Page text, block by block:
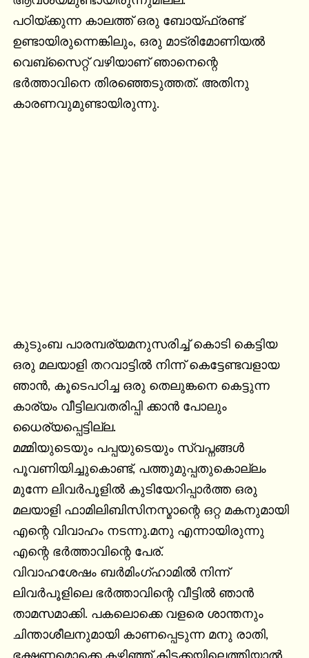
പഠിയ്ക്കുന്ന കാലത്ത് ഒരു ബോയ്ഫ്രണ്ട്
ഉണ്ടായിരുന്നെങ്കിലും, ഒരു മാട്രിമോണിയൽ
വെബ്സൈറ്റ് വഴിയാണ് ഞാനെന്റെ
ഭർത്താവിനെ തിരഞ്ഞെടുത്തത്. അതിനു
കാരണവുമുണ്ടായിരുന്നു.
കുടുംബ പാരമ്പര്യമനുസരിച്ച് കൊടി കെട്ടിയ
ഒരു മലയാളി തറവാട്ടിൽ നിന്ന് കെട്ടേണ്ടവളായ
ഞാൻ, കൂടെപഠിച്ച ഒരു തെലുങ്കനെ കെട്ടുന്ന
കാര്യം വീട്ടിലവതരിപ്പി ക്കാൻ പോലും
ധൈര്യപ്പെട്ടില്ല.
മമ്മിയുടെയും പപ്പയുടെയും സ്വപ്നങ്ങൾ
പൂവണിയിച്ചുകൊണ്ട്, പത്തുമുപ്പതുകൊല്ലം
മുന്നേ ലിവർപൂളിൽ കുടിയേറിപ്പാർത്ത ഒരു
മലയാളി ഫാമിലിബിസിനസ്മാന്റെ ഒറ്റ മകനുമായി
എന്റെ വിവാഹം നടന്നു.മനു എന്നായിരുന്നു
എന്റെ ഭർത്താവിന്റെ പേര്.
വിവാഹശേഷം ബർമിംഗ്ഹാമിൽ നിന്ന്
ലിവർപൂളിലെ ഭർത്താവിന്റെ വീട്ടിൽ ഞാൻ
താമസമാക്കി. പകലൊക്കെ വളരെ ശാന്തനും
ചിന്താശീലനുമായി കാണപ്പെടുന്ന മനു രാതി,
ഭക്ഷണമൊക്കെ കഴിഞ്ഞ് കിടക്കയിലെത്തിയാൽ,